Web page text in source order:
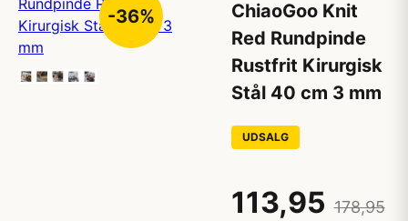
-36%
ChiaoGoo Knit
Red Rundpinde
Rustfrit Kirurgisk
Stål 40 cm 3 mm
UDSALG
113,95 178,95